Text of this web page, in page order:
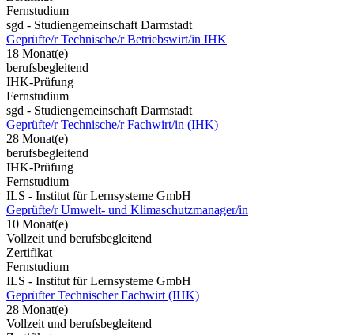
Fernstudium
sgd - Studiengemeinschaft Darmstadt
Geprüfte/r Technische/r Betriebswirt/in IHK
18 Monat(e)
berufsbegleitend
IHK-Prüfung
Fernstudium
sgd - Studiengemeinschaft Darmstadt
Geprüfte/r Technische/r Fachwirt/in (IHK)
28 Monat(e)
berufsbegleitend
IHK-Prüfung
Fernstudium
ILS - Institut für Lernsysteme GmbH
Geprüfte/r Umwelt- und Klimaschutzmanager/in
10 Monat(e)
Vollzeit und berufsbegleitend
Zertifikat
Fernstudium
ILS - Institut für Lernsysteme GmbH
Geprüfter Technischer Fachwirt (IHK)
28 Monat(e)
Vollzeit und berufsbegleitend